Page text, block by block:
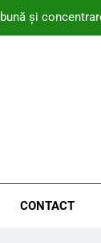
și
protejarea florei
CONTACT